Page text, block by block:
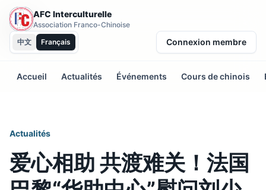
AFC Interculturelle
Association Franco-Chinoise
中文
Français Connexion membre
Accueil Actualités Événements Cours de chinois
Actualités
爱心相助 共渡难关！法国